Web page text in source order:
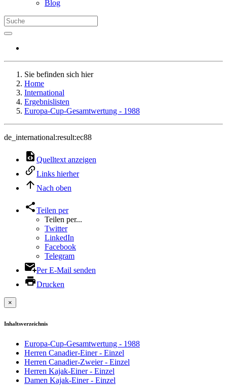
Blog
Sie befinden sich hier
Home
International
Ergebnislisten
Europa-Cup-Gesamtwertung - 1988
de_international:result:ec88
Quelltext anzeigen
Links hierher
Nach oben
Teilen per
Teilen per...
Twitter
LinkedIn
Facebook
Telegram
Per E-Mail senden
Drucken
×
Inhaltsverzeichnis
Europa-Cup-Gesamtwertung - 1988
Herren Canadier-Einer - Einzel
Herren Canadier-Zweier - Einzel
Herren Kajak-Einer - Einzel
Damen Kajak-Einer - Einzel